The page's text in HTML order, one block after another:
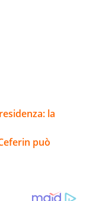
la
può